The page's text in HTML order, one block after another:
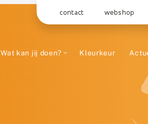
contact webshop
Wat kan jij doen? Kleurkeur